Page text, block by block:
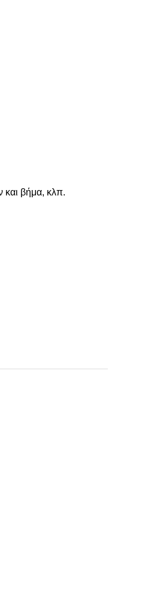
και βήμα, κλπ.